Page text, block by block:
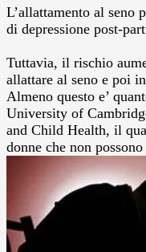
L’allattamento al seno
di depressione post-
Tuttavia, il rischio
allattare al seno e poi
Almeno questo e’
University of
and Child Health, il
donne che non